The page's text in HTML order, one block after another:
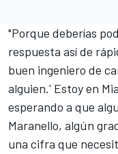
"Porque deberías
respuesta así de
buen ingeniero de
alguien.' Estoy en
esperando a que
Maranello, algún
una cifra que